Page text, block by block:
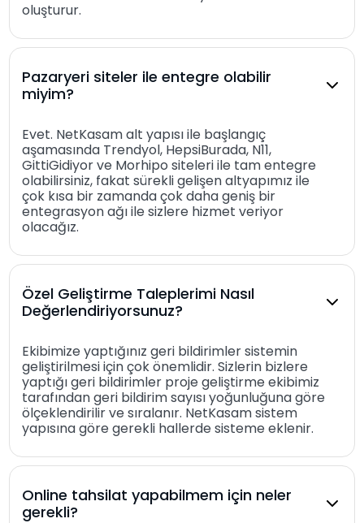
oluşturur.
Pazaryeri siteler ile entegre olabilir
miyim?
Evet. NetKasam alt yapısı ile başlangıç
aşamasında Trendyol, HepsiBurada, N11,
GittiGidiyor ve Morhipo siteleri ile tam entegre
olabilirsiniz, fakat sürekli gelişen altyapımız ile
çok kısa bir zamanda çok daha geniş bir
entegrasyon ağı ile sizlere hizmet veriyor
olacağız.
Özel Geliştirme Taleplerimi Nasıl
Değerlendiriyorsunuz?
Ekibimize yaptığınız geri bildirimler sistemin
geliştirilmesi için çok önemlidir. Sizlerin bizlere
yaptığı geri bildirimler proje geliştirme ekibimiz
tarafından geri bildirim sayısı yoğunluğuna göre
ölçeklendirilir ve sıralanır. NetKasam sistem
yapısına göre gerekli hallerde sisteme eklenir.
Online tahsilat yapabilmem için neler
gerekli?